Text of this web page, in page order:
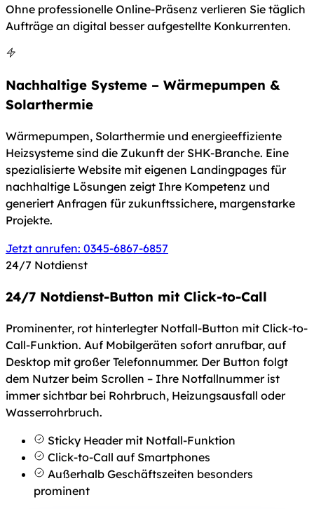
Ohne professionelle Online-Präsenz verlieren Sie täglich
Aufträge an digital besser aufgestellte Konkurrenten.
Nachhaltige Systeme – Wärmepumpen &
Solarthermie
Wärmepumpen, Solarthermie und energieeffiziente
Heizsysteme sind die Zukunft der SHK-Branche. Eine
spezialisierte Website mit eigenen Landingpages für
nachhaltige Lösungen zeigt Ihre Kompetenz und
generiert Anfragen für zukunftssichere, margenstarke
Projekte.
Jetzt anrufen: 0345-6867-6857
24/7 Notdienst
24/7 Notdienst-Button mit Click-to-Call
Prominenter, rot hinterlegter Notfall-Button mit Click-to-
Call-Funktion. Auf Mobilgeräten sofort anrufbar, auf
Desktop mit großer Telefonnummer. Der Button folgt
dem Nutzer beim Scrollen – Ihre Notfallnummer ist
immer sichtbar bei Rohrbruch, Heizungsausfall oder
Wasserrohrbruch.
Sticky Header mit Notfall-Funktion
Click-to-Call auf Smartphones
Außerhalb Geschäftszeiten besonders
prominent